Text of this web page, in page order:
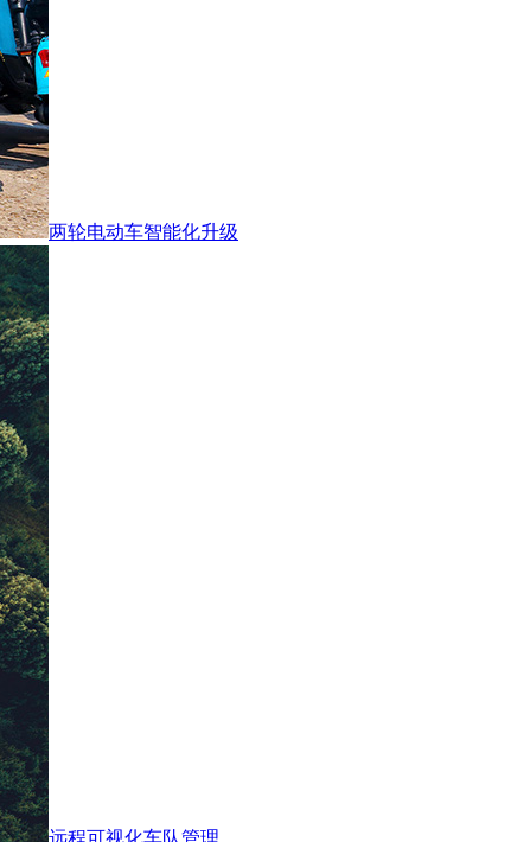
两轮电动车智能化升级
远程可视化车队管理